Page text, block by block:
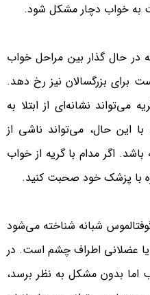
به خواب دچار مشکل شود.
در حال گذار بین مراحل خواب
برای بزرگسالان نیز رخ دهد.
می‌تواند نشانه‌ای از ابتلا به
با این حال، می‌تواند ناشی از
اگر مدام با گریه از خواب
با پزشک خود صحبت کنید.
شبانه شناخته می‌شود
عضلانی اطراف چشم است. در
بدون مشکل به نظر برسد،